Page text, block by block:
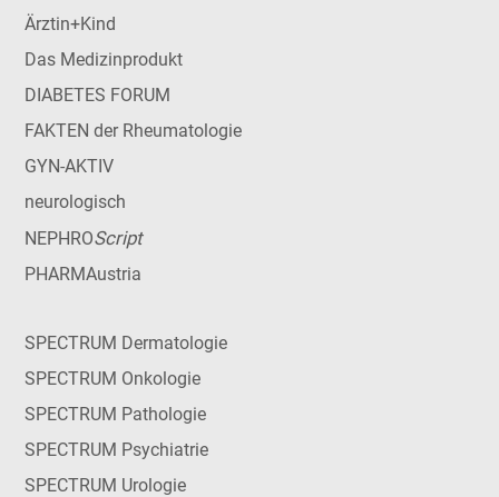
Ärztin+Kind
Das Medizinprodukt
DIABETES FORUM
FAKTEN der Rheumatologie
GYN-AKTIV
neurologisch
NEPHROScript
PHARMAustria
SPECTRUM Dermatologie
SPECTRUM Onkologie
SPECTRUM Pathologie
SPECTRUM Psychiatrie
SPECTRUM Urologie